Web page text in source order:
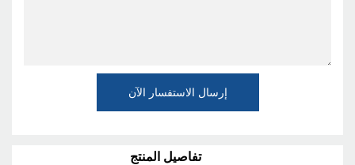
إرسال الاستفسار الآن
تفاصيل المنتج